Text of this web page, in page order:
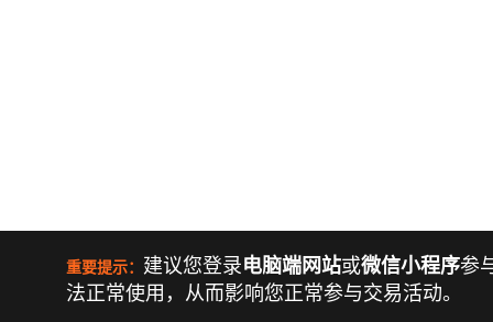
重要提示： 建议您登录电脑端网站或微信小程序参
法正常使用，从而影响您正常参与交易活动。